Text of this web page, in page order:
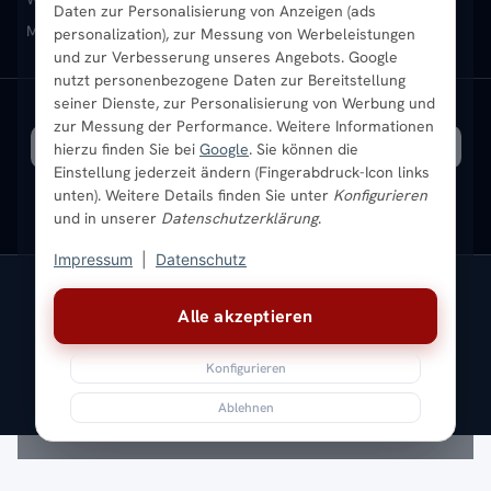
Alle akzeptieren
Konfigurieren
Ablehnen
Daten zur Personalisierung von Anzeigen (ads
personalization), zur Messung von Werbeleistungen
und zur Verbesserung unseres Angebots. Google
nutzt personenbezogene Daten zur Bereitstellung
seiner Dienste, zur Personalisierung von Werbung und
zur Messung der Performance. Weitere Informationen
hierzu finden Sie bei Google. Sie können die
Einstellung jederzeit ändern (Fingerabdruck-Icon links
unten). Weitere Details finden Sie unter Konfigurieren
und in unserer Datenschutzerklärung.
Impressum Datenschutz
Sendung verfolgen
Ratgeber
Bestpreisgarantie
Aktuelle Angebote
Mischbetrieb-HeizkörperHeizkörper-ZubehörAktuelle Angebote
VERSAND MIT
* Alle Preise inkl. gesetzlicher USt. |Kostenloser Versand
Impressum AGBWiderrufsbelehrung
Versandkosten
BatteriegesetzSitemap